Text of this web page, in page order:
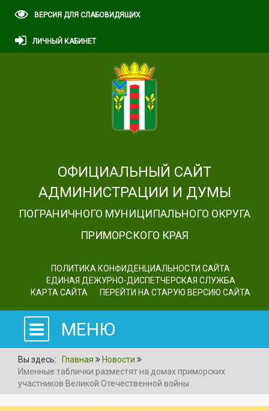
ВЕРСИЯ ДЛЯ СЛАБОВИДЯЩИХ
ЛИЧНЫЙ КАБИНЕТ
ОФИЦИАЛЬНЫЙ САЙТ
АДМИНИСТРАЦИИ И ДУМЫ
ПОГРАНИЧНОГО МУНИЦИПАЛЬНОГО ОКРУГА
ПРИМОРСКОГО КРАЯ
ПОЛИТИКА КОНФИДЕНЦИАЛЬНОСТИ САЙТА
ЕДИНАЯ ДЕЖУРНО-ДИСПЕТЧЕРСКАЯ СЛУЖБА
КАРТА САЙТА
ПЕРЕЙТИ НА СТАРУЮ ВЕРСИЮ САЙТА
МЕНЮ
Вы здесь: Главная
Новости
Именные таблички разместят на домах приморских
участников Великой Отечественной войны